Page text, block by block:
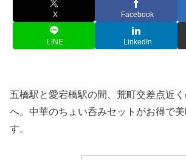
X Facebook
LINE LinkedIn
五橋駅と愛宕橋駅の間、荒町交差点近
へ。中華のちょい呑みセットがお得で
す。